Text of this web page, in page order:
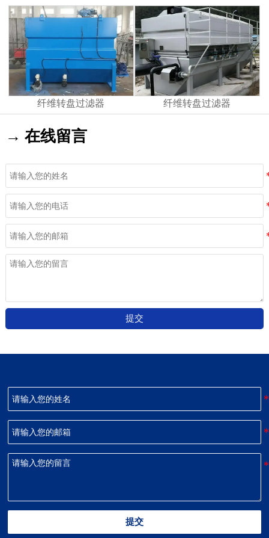
纤维转盘过滤器 纤维转盘过滤器
→ 在线留言
提交
提交